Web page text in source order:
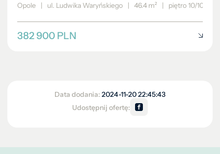
Opole | ul. Ludwika Waryńskiego | 46.4 m² | piętro 10/10
382 900 PLN
Data dodania: 2024-11-20 22:45:43
Udostępnij ofertę: